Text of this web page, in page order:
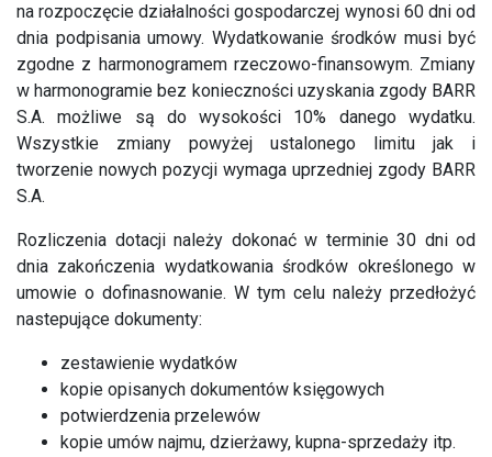
na rozpoczęcie działalności gospodarczej wynosi 60 dni od
dnia podpisania umowy. Wydatkowanie środków musi być
zgodne z harmonogramem rzeczowo-finansowym. Zmiany
w harmonogramie bez konieczności uzyskania zgody BARR
S.A. możliwe są do wysokości 10% danego wydatku.
Wszystkie zmiany powyżej ustalonego limitu jak i
tworzenie nowych pozycji wymaga uprzedniej zgody BARR
S.A.
Rozliczenia dotacji należy dokonać w terminie 30 dni od
dnia zakończenia wydatkowania środków określonego w
umowie o dofinasnowanie. W tym celu należy przedłożyć
nastepujące dokumenty:
zestawienie wydatków
kopie opisanych dokumentów księgowych
potwierdzenia przelewów
kopie umów najmu, dzierżawy, kupna-sprzedaży itp.